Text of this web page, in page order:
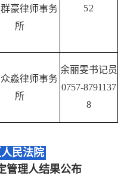
52
豪律师事务
所
淼律师事务
所
余丽雯书记员
0757-8791137
8
民法院
管理人结果公布